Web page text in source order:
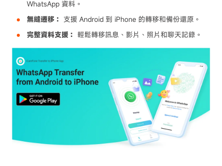
WhatsApp 資料。
無縫遷移： 支援 Android 到 iPhone 的轉移和備份還原。
完整資料支援： 輕鬆轉移訊息、影片、照片和聊天記錄。